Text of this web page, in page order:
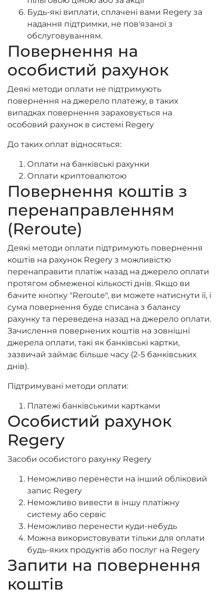
Будь-які виплати, сплачені вами Regery за
надання підтримки, не пов'язаної з
обслуговуванням.
Повернення на
особистий рахунок
Деякі методи оплати не підтримують
повернення на джерело платежу, в таких
випадках повернення зараховується на
особовий рахунок в системі Regery
До таких оплат відносяться:
Оплати на банківські рахунки
Оплати криптовалютою
Повернення коштів з
перенаправленням
(Reroute)
Деякі методи оплати підтримують повернення
коштів на рахунок Regery з можливістю
перенаправити платіж назад на джерело оплати
протягом обмеженої кількості днів. Якщо ви
бачите кнопку "Reroute", ви можете натиснути її, і
сума повернення буде списана з балансу
рахунку та переведена назад на джерело оплати.
Зачислення повернених коштів на зовнішні
джерела оплати, такі як банківські картки,
зазвичай займає більше часу (2-5 банківських
днів).
Підтримувані методи оплати:
Платежі банківськими картками
Особистий рахунок
Regery
Засоби особистого рахунку Regery
Неможливо перенести на інший обліковий
запис Regery
Неможливо вивести в іншу платіжну
систему або сервіс
Неможливо перенести куди-небудь
Можна використовувати тільки для оплати
будь-яких продуктів або послуг на Regery
Запити на повернення
коштів